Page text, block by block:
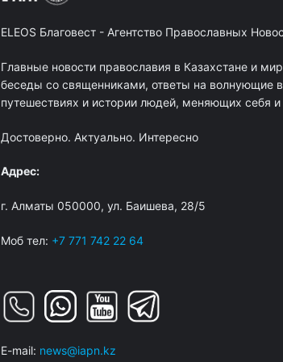
ELEOS Благовест - Агентство Православных
Главные новости православия в Казахстане и
беседы со священниками, ответы на волнующие
путешествиях и истории людей, меняющих себя и
Достоверно. Актуально. Интересно
Адрес:
г. Алматы 050000, ул. Баишева, 28/5
Моб тел: +7 771 742 22 64
E-mail: news@iapn.kz